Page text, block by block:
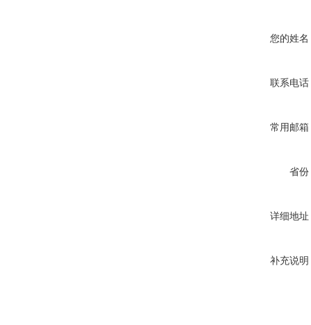
您的姓名
联系电话
常用邮箱
省份
详细地址
补充说明